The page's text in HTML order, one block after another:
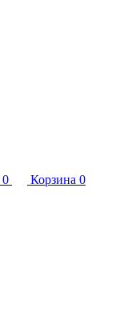
0 Корзина 0